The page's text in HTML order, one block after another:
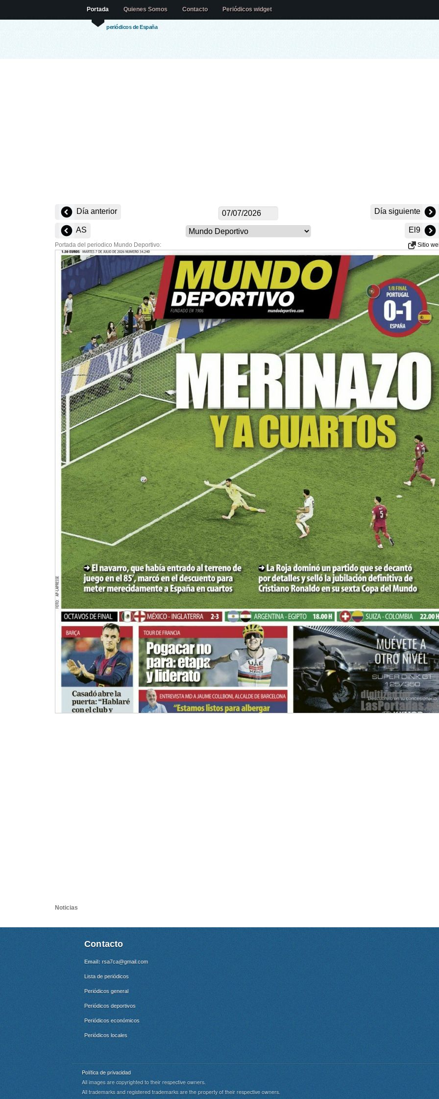
periódicos de España
Portada Quienes Somos Contacto Periódicos widget
Día anterior Día siguiente
AS El9
Portada del periodico Mundo Deportivo: Sitio
Noticias
Contacto
Email: rsa7ca@gmail.com
Lista de periódicos
Periódicos general
Periódicos deportivos
Periódicos económicos
Periódicos locales
Política de privacidad
All images are copyrighted to their respective owners.
All trademarks and registered trademarks are the property of their respective owners.